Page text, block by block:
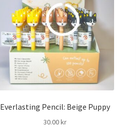
Everlasting Pencil: Beige Puppy
30.00kr